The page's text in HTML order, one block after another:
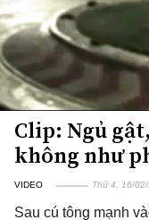
Clip: Ngủ
không như
VIDEO Thứ 4, 16/
Sau cú tông mạnh